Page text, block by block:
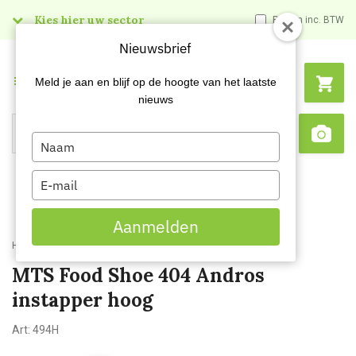
Kies hier uw sector Prijzen inc. BTW
Search
Menu
Home MTS Food Shoe 404 Andros instapper hoog
MTS Food Shoe 404 Andros
instapper hoog
Art: 494H
Nieuwsbrief
Meld je aan en blijf op de hoogte van het laatste
nieuws
Type
your
name
Type
your
email
Aanmelden